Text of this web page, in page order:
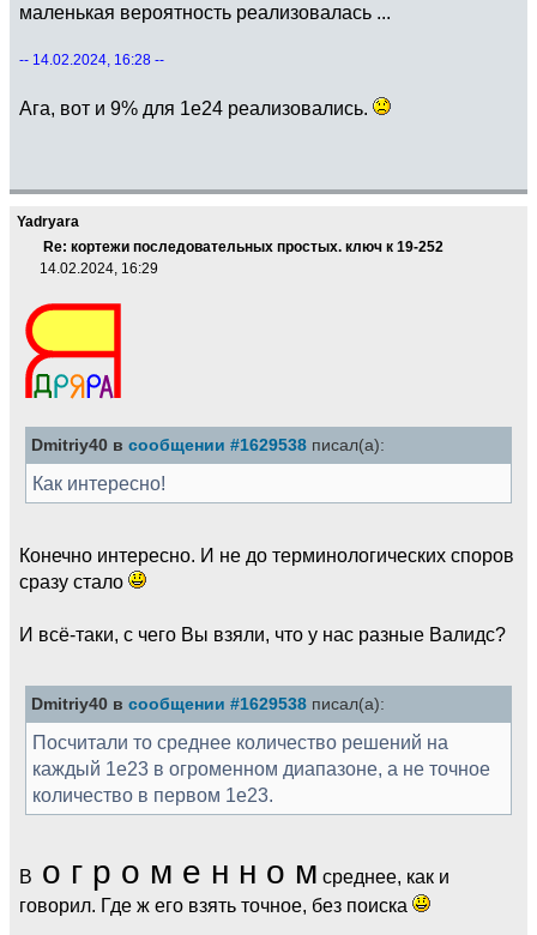
маленькая вероятность реализовалась ...
-- 14.02.2024, 16:28 --
Ага, вот и 9% для 1e24 реализовались.
Yadryara
Re: кортежи последовательных простых. ключ к 19-252
14.02.2024, 16:29
Dmitriy40 в сообщении #1629538 писал(а):
Как интересно!
Конечно интересно. И не до терминологических споров
сразу стало
И всё-таки, с чего Вы взяли, что у нас разные Валидс?
Dmitriy40 в сообщении #1629538 писал(а):
Посчитали то среднее количество решений на
каждый 1e23 в огроменном диапазоне, а не точное
количество в первом 1e23.
В о г р о м е н н о м среднее, как и
говорил. Где ж его взять точное, без поиска